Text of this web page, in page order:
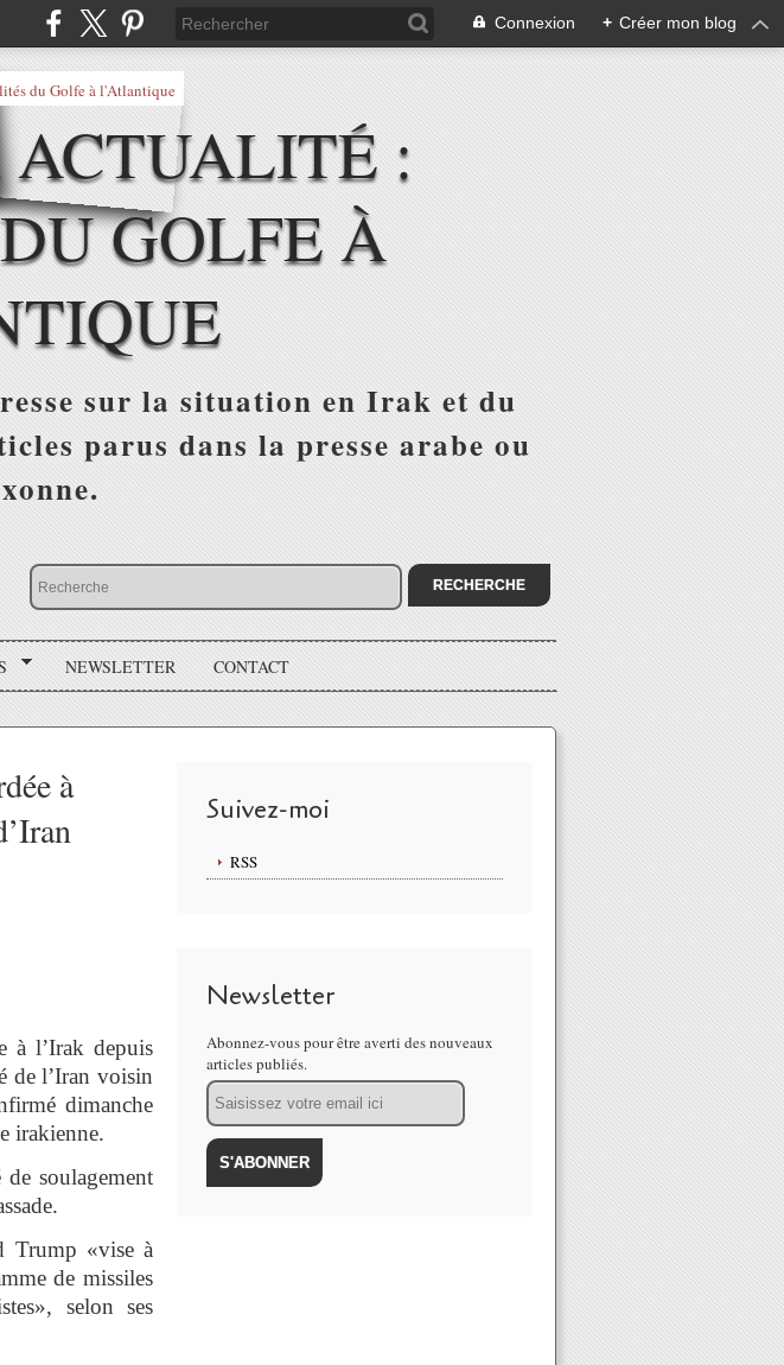
Connexion + Créer mon blog
:
GOLFE À
sur la situation en Irak et du
parus dans la presse arabe ou
NEWSLETTER CONTACT
à
à l’Irak depuis
de l’Iran voisin
dimanche
irakienne.
soulagement
Trump «vise à
de missiles
selon ses
Suivez-moi
RSS
Newsletter
Abonnez-vous pour être averti des nouveaux
articles publiés.
Email